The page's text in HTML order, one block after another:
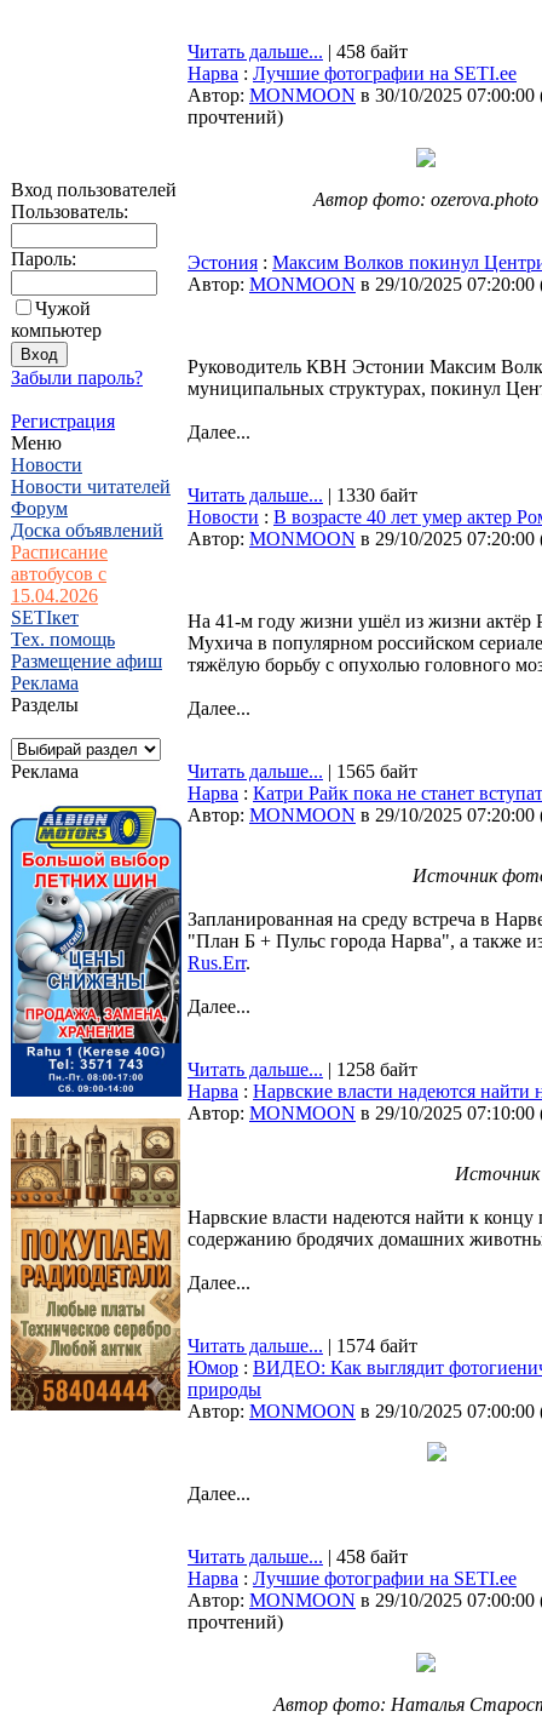
Вход пользователей
Пользователь:
Пароль:
Чужой
компьютер
Забыли пароль?
Регистрация
Меню
Новости
Новости читателей
Форум
Доска объявлений
Расписание
автобусов с
15.04.2026
SETIкет
Тех. помощь
Размещение афиш
Реклама
Разделы
Реклама
Читать дальше... | 458 байт
Нарва : Лучшие фотографии на SETI.ee
Автор: MONMOON в 30/10/2025 07:00:00
прочтений)
Автор фото: ozerova.photo
Эстония : Максим Волков покинул
Автор: MONMOON в 29/10/2025 07:20:00
Руководитель КВН Эстонии Максим
муниципальных структурах, покинул
Далее...
Читать дальше... | 1330 байт
Новости : В возрасте 40 лет умер актер
Автор: MONMOON в 29/10/2025 07:20:00
На 41-м году жизни ушёл из жизни актёр
Мухича в популярном российском
тяжёлую борьбу с опухолью головного
Далее...
Читать дальше... | 1565 байт
Нарва : Катри Райк пока не станет
Автор: MONMOON в 29/10/2025 07:20:00
Источник
Запланированная на среду встреча в
"План Б + Пульс города Нарва", а также
Rus.Err.
Далее...
Читать дальше... | 1258 байт
Нарва : Нарвские власти надеются
Автор: MONMOON в 29/10/2025 07:10:00
Нарвские власти надеются найти к концу
содержанию бродячих домашних
Далее...
Читать дальше... | 1574 байт
Юмор : ВИДЕО: Как выглядит
природы
Автор: MONMOON в 29/10/2025 07:00:00
Далее...
Читать дальше... | 458 байт
Нарва : Лучшие фотографии на SETI.ee
Автор: MONMOON в 29/10/2025 07:00:00
прочтений)
Автор фото: Наталья